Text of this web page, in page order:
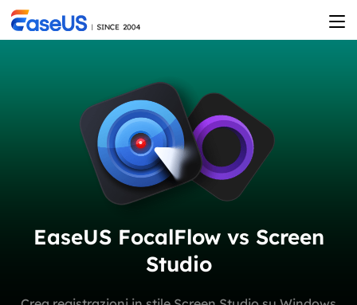
EaseUS FocalFlow vs Screen
Studio